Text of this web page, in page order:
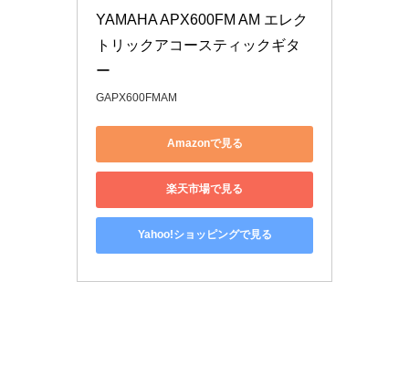
YAMAHA APX600FM AM エレク
トリックアコースティックギタ
ー
GAPX600FMAM
Amazonで見る
楽天市場で見る
Yahoo!ショッピングで見る